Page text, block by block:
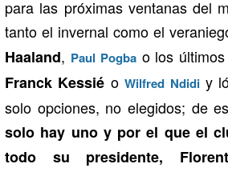
para las próximas ventanas del
tanto el invernal como el
Haaland, Paul Pogbao los últimos
Franck Kessié oWilfred Ndidiy
solo opciones, no elegidos; de
solo hay uno y por el que el
todo su presidente,